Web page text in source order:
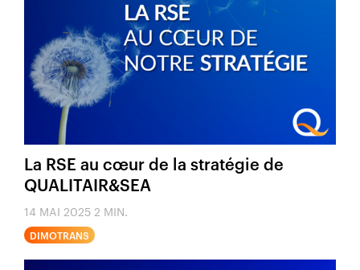
La RSE au cœur de la stratégie de
QUALITAIR&SEA
14 MAI 2025 2 MIN.
DIMOTRANS